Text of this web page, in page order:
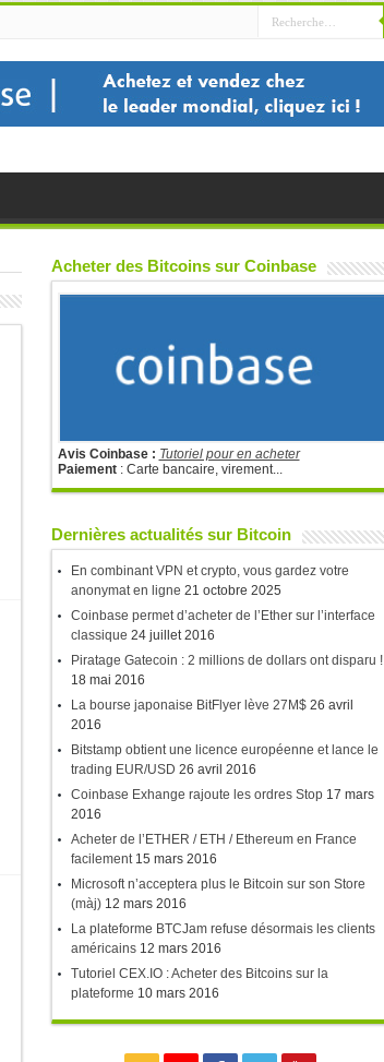
Acheter des Bitcoins sur Coinbase
Avis Coinbase : Tutoriel pour en acheter
Paiement: Carte bancaire, virement...
Dernières actualités sur Bitcoin
En combinant VPN et crypto, vous gardez votre
anonymat en ligne 21 octobre 2025
Coinbase permet d’acheter de l’Ether sur l’interface
classique 24 juillet 2016
Piratage Gatecoin : 2 millions de dollars ont disparu !
18 mai 2016
La bourse japonaise BitFlyer lève 27M$ 26 avril
2016
Bitstamp obtient une licence européenne et lance le
trading EUR/USD 26 avril 2016
Coinbase Exhange rajoute les ordres Stop 17 mars
2016
Acheter de l’ETHER / ETH / Ethereum en France
facilement 15 mars 2016
Microsoft n’acceptera plus le Bitcoin sur son Store
(màj) 12 mars 2016
La plateforme BTCJam refuse désormais les clients
américains 12 mars 2016
Tutoriel CEX.IO : Acheter des Bitcoins sur la
plateforme 10 mars 2016